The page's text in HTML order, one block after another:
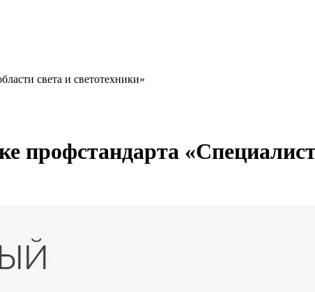
света и светотехники»
профстандарта